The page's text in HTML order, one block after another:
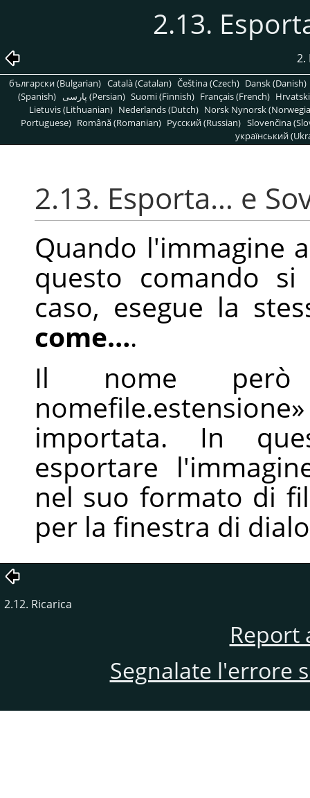
2.13.
2.
български (Bulgarian) Català (Catalan) Čeština (Czech) Dansk (Danish)
(Spanish)
پارسی (Persian) Suomi (Finnish) Français (French)
Lietuvis (Lithuanian) Nederlands (Dutch) Norsk Nynorsk
Portuguese) Română (Romanian) Pусский (Russian) Slovenčina
український
2.13. Esporta… e
Quando l'immagine
questo comando
caso, esegue la
come….
Il nome
nomefile.estensione»
importata. In
esportare
nel suo formato di
per la finestra di
2.12. Ricarica
Report
Segnalate l'errore